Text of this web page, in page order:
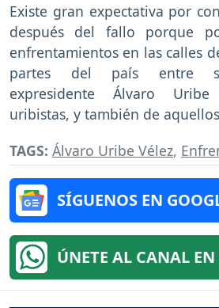
Existe gran expectativa por
después del fallo porque
enfrentamientos en las calles
partes del país entre
expresidente Álvaro
uribistas, y también de
TAGS: Álvaro Uribe Vélez,
SÍGUENOS EN
ÚNETE AL CANAL